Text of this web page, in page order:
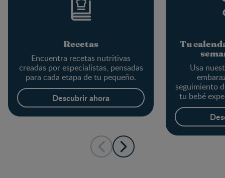
Recetas
Encuentra recetas nutritivas
creadas por especialistas, pensadas
para cada etapa de tu pequeño.
Descubrir ahora
Tu
Usa
seguimiento
tu bebé
semana,
actualizada